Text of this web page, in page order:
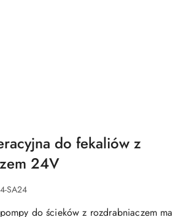
do fekaliów z
24V
SA24
do ścieków z rozdrabniaczem ma